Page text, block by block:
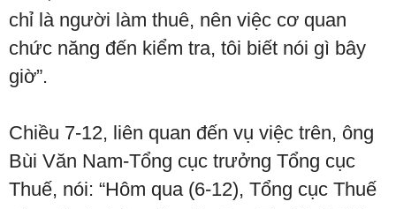
chỉ là người làm thuê, nên việc cơ quan
chức năng đến kiểm tra, tôi biết nói gì bây
giờ”.
Chiều 7-12, liên quan đến vụ việc trên, ông
Bùi Văn Nam-Tổng cục trưởng Tổng cục
Thuế, nói: “Hôm qua (6-12), Tổng cục Thuế